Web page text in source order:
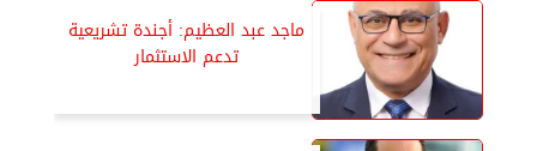
ماجد عبد العظيم: أجندة تشريعية
تدعم الاستثمار